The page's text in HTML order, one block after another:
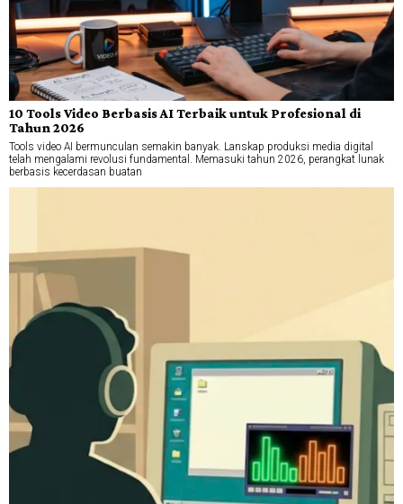
10 Tools Video Berbasis AI Terbaik untuk Profesional di
Tahun 2026
Tools video AI bermunculan semakin banyak. Lanskap produksi media digital
telah mengalami revolusi fundamental. Memasuki tahun 2026, perangkat lunak
berbasis kecerdasan buatan